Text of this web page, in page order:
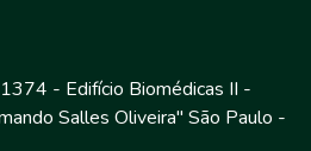
- Edifício Biomédicas II -
Salles Oliveira" São Paulo -